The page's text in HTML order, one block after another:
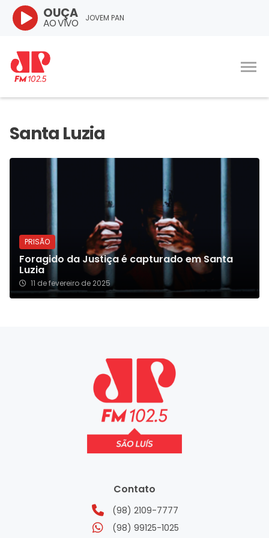
JOVEM PAN
OUÇA
AO VIVO
PRISÃO
Foragido da Justiça é capturado em Santa
Luzia
11 de fevereiro de 2025
Contato
(98) 2109-7777
(98) 99125-1025